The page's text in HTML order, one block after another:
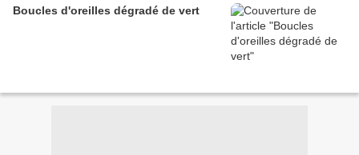
Boucles d'oreilles dégradé de vert